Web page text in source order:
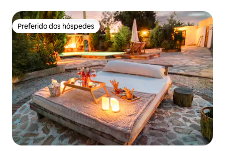
Preferido dos hóspedes
Preferido dos hóspedes